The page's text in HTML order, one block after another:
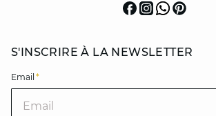
S'INSCRIRE À LA NEWSLETTER
Email *